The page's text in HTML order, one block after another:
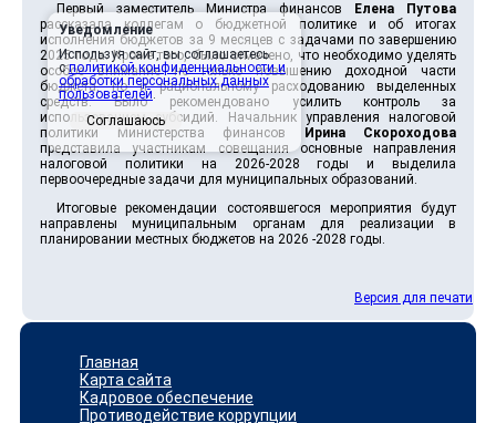
Первый заместитель Министра финансов
Елена Путова
рассказала коллегам о бюджетной политике и об итогах
исполнения бюджетов за 9 месяцев с задачами по завершению
2025 года. Кроме того, было отмечено, что необходимо уделять
особое внимание не только повышению доходной части
бюджета, но и рациональному расходованию выделенных
средств. Было рекомендовано усилить контроль за
использованием субсидий. Начальник управления налоговой
политики Министерства финансов
Ирина Скороходова
представила участникам совещания основные направления
налоговой политики на 2026-2028 годы и выделила
первоочередные задачи для муниципальных образований.
Итоговые рекомендации состоявшегося мероприятия будут
направлены муниципальным органам для реализации в
планировании местных бюджетов на 2026 -2028 годы.
Версия для печати
Главная
Карта сайта
Кадровое обеспечение
Противодействие коррупции
Уведомление
Используя сайт, вы соглашаетесь
сполитикой конфиденциальности и
обработки персональных данных
пользователей.
Соглашаюсь